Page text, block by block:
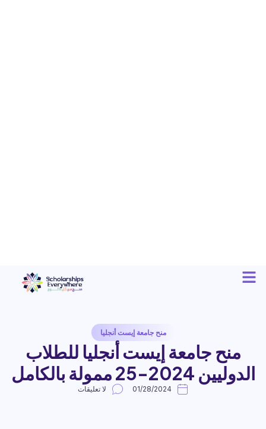
منح جامعة إيست أنجليا
منح جامعة إيست أنجليا للطلاب
الدوليين 2024-25 ممولة بالكامل
01/28/2024 لا تعليقات